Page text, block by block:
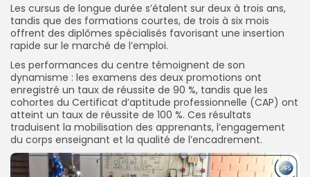
Les cursus de longue durée s’étalent sur deux à trois ans,
tandis que des formations courtes, de trois à six mois
offrent des diplômes spécialisés favorisant une insertion
rapide sur le marché de l’emploi.
Les performances du centre témoignent de son
dynamisme : les examens des deux promotions ont
enregistré un taux de réussite de 90 %, tandis que les
cohortes du Certificat d’aptitude professionnelle (CAP) ont
atteint un taux de réussite de 100 %. Ces résultats
traduisent la mobilisation des apprenants, l’engagement
du corps enseignant et la qualité de l’encadrement.